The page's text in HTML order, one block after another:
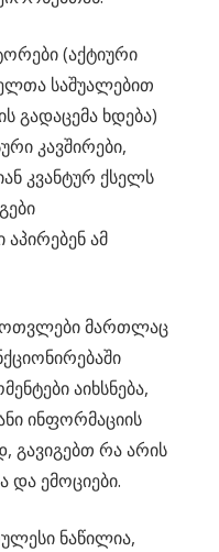
(აქტიური
საშუალებით
გადაცემა ხდება)
კავშირები,
კვანტურ ქსელს
ამ
მართლაც
აიხსნება,
ინფორმაციის
გავიგებთ რა არის
და ემოციები.
ნაწილია,